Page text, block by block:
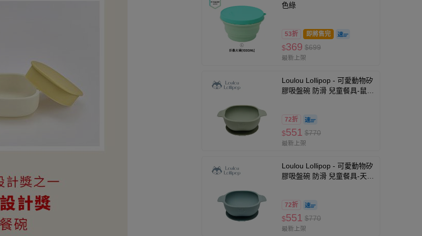
色綠
53折 即將售完
$369 $699
最新上架
Loulou Lollipop - 可愛動物矽
膠吸盤碗 防滑 兒童餐具-鼠尾
72折
$551 $770
最新上架
Loulou Lollipop - 可愛動物矽
膠吸盤碗 防滑 兒童餐具-天空
72折
$551 $770
最新上架